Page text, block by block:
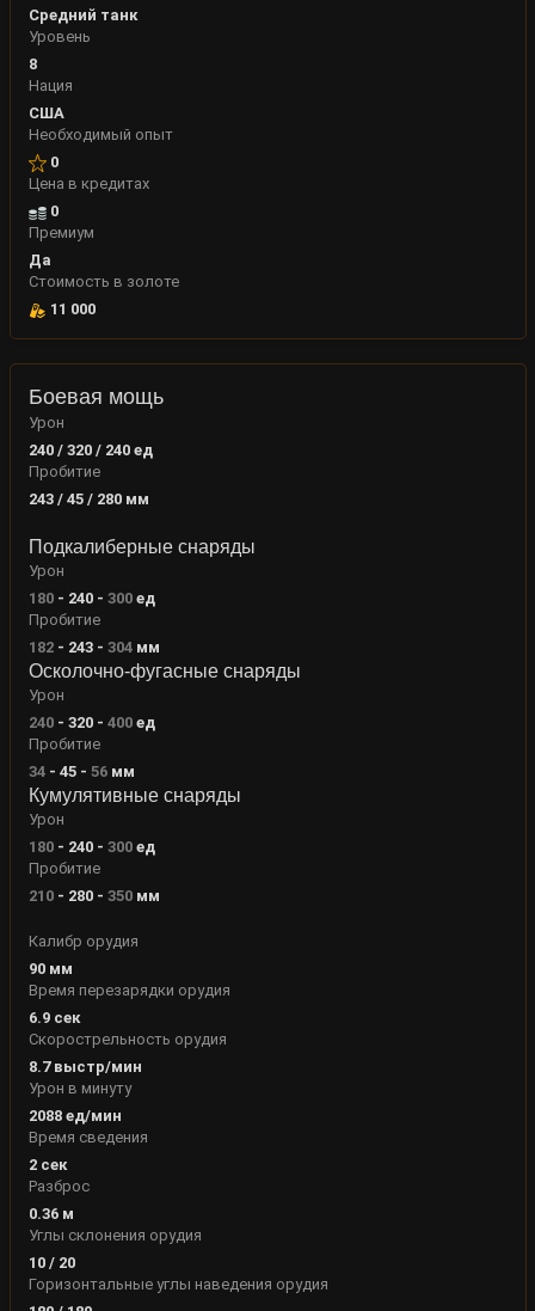
Средний танк
Уровень
8
Нация
США
Необходимый опыт
0
Цена в кредитах
0
Премиум
Да
Стоимость в золоте
11 000
Боевая мощь
Урон
240 / 320 / 240 ед
Пробитие
243 / 45 / 280 мм
Подкалиберные снаряды
Урон
180- 240- 300ед
Пробитие
182- 243- 304 мм
Осколочно-фугасные снаряды
Урон
240- 320- 400ед
Пробитие
34- 45- 56 мм
Кумулятивные снаряды
Урон
180- 240- 300ед
Пробитие
210- 280- 350 мм
Калибр орудия
90мм
Время перезарядки орудия
6.9сек
Скорострельность орудия
8.7выстр/мин
Урон в минуту
2088ед/мин
Время сведения
2сек
Разброс
0.36м
Углы склонения орудия
10 / 20
Горизонтальные углы наведения орудия